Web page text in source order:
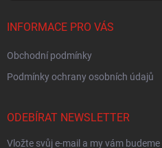
INFORMACE PRO VÁS
Obchodní podmínky
Podmínky ochrany osobních údajů
ODEBÍRAT NEWSLETTER
Vložte svůj e-mail a my vám